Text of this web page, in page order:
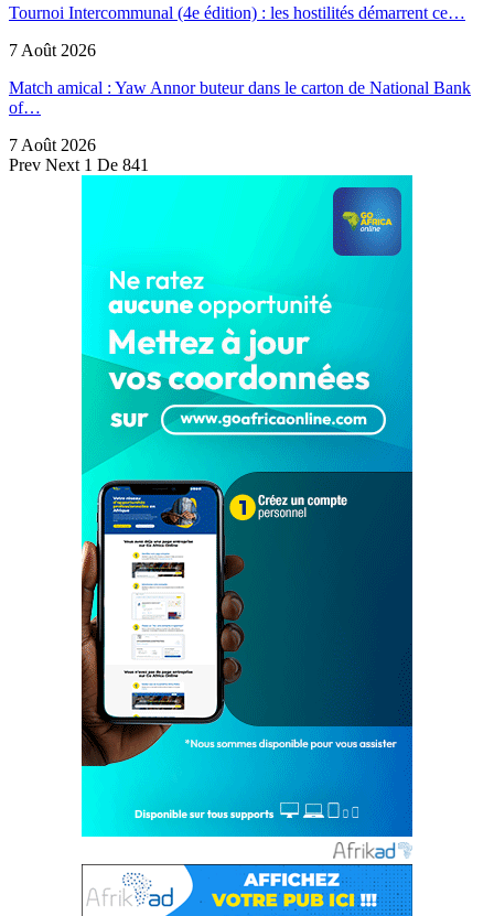
Tournoi Intercommunal (4e édition) : les hostilités démarrent ce…
7 Août 2026
Match amical : Yaw Annor buteur dans le carton de National Bank
of…
7 Août 2026
Prev Next 1 De 841